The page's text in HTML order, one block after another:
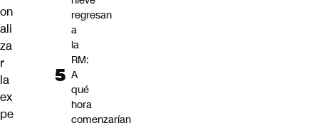
on
ali
za
r
la
ex
pe
regresan
a
la
RM:
A
qué
hora
comenzarían